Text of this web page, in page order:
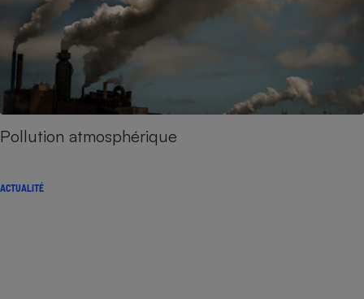
Pollution atmosphérique
ACTUALITÉ